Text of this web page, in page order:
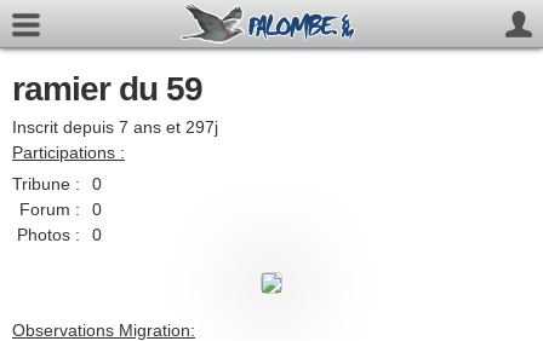
ramier du 59
Inscrit depuis 7 ans et 297j
Participations :
Tribune :
0
Forum :
0
Photos :
0
Observations Migration: